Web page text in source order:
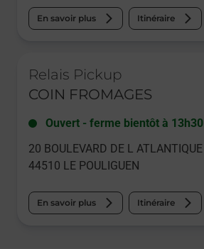
En savoir plus Itinéraire
Relais Pickup
COIN FROMAGES
Ouvert - ferme bientôt à 13h30
20 BOULEVARD DE L ATLANTIQUE
44510 LE POULIGUEN
En savoir plus Itinéraire